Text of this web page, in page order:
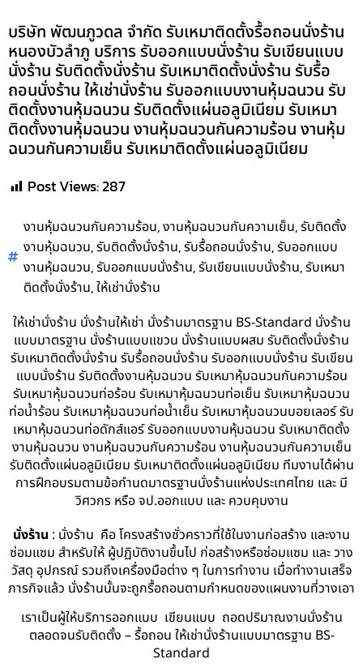
บริษัท พัฒนภูวดล จำกัด รับเหมาติดตั้งรื้อถอนนั่งร้าน
หนองบัวลำภู บริการ รับออกแบบนั่งร้าน รับเขียนแบบ
นั่งร้าน รับติดตั้งนั่งร้าน รับเหมาติดตั้งนั่งร้าน รับรื้อ
ถอนนั่งร้าน ให้เช่านั่งร้าน รับออกแบบงานหุ้มฉนวน รับ
ติดตั้งงานหุ้มฉนวน รับติดตั้งแผ่นอลูมิเนียม รับเหมา
ติดตั้งงานหุ้มฉนวน งานหุ้มฉนวนกันความร้อน งานหุ้ม
ฉนวนกันความเย็น รับเหมาติดตั้งแผ่นอลูมิเนียม
Post Views:287
งานหุ้มฉนวนกันความร้อน,งานหุ้มฉนวนกันความเย็น,รับติดตั้ง
งานหุ้มฉนวน,รับติดตั้งนั่งร้าน,รับรื้อถอนนั่งร้าน,รับออกแบบ
งานหุ้มฉนวน,รับออกแบบนั่งร้าน,รับเขียนแบบนั่งร้าน,รับเหมา
ติดตั้งนั่งร้าน,ให้เช่านั่งร้าน
ให้เช่านั่งร้าน นั่งร้านให้เช่า นั่งร้านมาตรฐาน BS-Standard นั่งร้าน
แบบมาตรฐาน นั่งร้านแบบแขวน นั่งร้านแบบผสม รับติดตั้งนั่งร้าน
รับเหมาติดตั้งนั่งร้าน รับรื้อถอนนั่งร้าน รับออกแบบนั่งร้าน รับเขียน
แบบนั่งร้าน รับติดตั้งงานหุ้มฉนวน รับเหมาหุ้มฉนวนกันความร้อน
รับเหมาหุ้มฉนวนท่อร้อน รับเหมาหุ้มฉนวนท่อเย็น รับเหมาหุ้มฉนวน
ท่อน้ำร้อน รับเหมาหุ้มฉนวนท่อน้ำเย็น รับเหมาหุ้มฉนวนบอยเลอร์ รับ
เหมาหุ้มฉนวนท่อดักส์แอร์ รับออกแบบงานหุ้มฉนวน รับเหมาติดตั้ง
งานหุ้มฉนวน งานหุ้มฉนวนกันความร้อน งานหุ้มฉนวนกันความเย็น
รับติดตั้งแผ่นอลูมิเนียม รับเหมาติดตั้งแผ่นอลูมิเนียม ทีมงานได้ผ่าน
การฝึกอบรมตามข้อกำนดมาตรฐานนั่งร้านแห่งประเทศไทย และ มี
วิศวกร หรือ จป.ออกแบบ และ ควบคุมงาน
นั่งร้าน : นั่งร้าน คือ โครงสร้างชั่วคราวที่ใช้ในงานก่อสร้าง และงาน
ซ่อมแซม สำหรับให้ ผู้ปฏิบัติงานขึ้นไป ก่อสร้างหรือซ่อมแซม และ วาง
วัสดุ อุปกรณ์ รวมถึงเครื่องมือต่าง ๆ ในการทำงาน เมื่อทำงานเสร็จ
ภารกิจแล้ว นั่งร้านนั้นจะถูกรื้อถอนตามกำหนดของแผนงานที่วางเอา
เราเป็นผู้ให้บริการออกแบบ เขียนแบบ ถอดปริมาณงานนั่งร้าน
ตลอดจนรับติดตั้ง – รื้อถอน ให้เช่านั่งร้านแบบมาตรฐาน BS-
Standard